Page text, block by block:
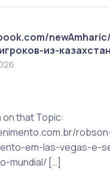
из-
on that Topic:
em-las-vegas-e-
mundial/ […]